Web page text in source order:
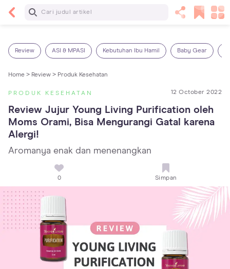
Baca Selanjutnya
Review ASI & MPASI Kebutuhan Ibu Hamil Baby Gear
Home > Review > Produk Kesehatan
PRODUK KESEHATAN 12 October 2022
Review Jujur Young Living Purification oleh
Moms Orami, Bisa Mengurangi Gatal karena
Alergi!
Aromanya enak dan menenangkan
0 Simpan